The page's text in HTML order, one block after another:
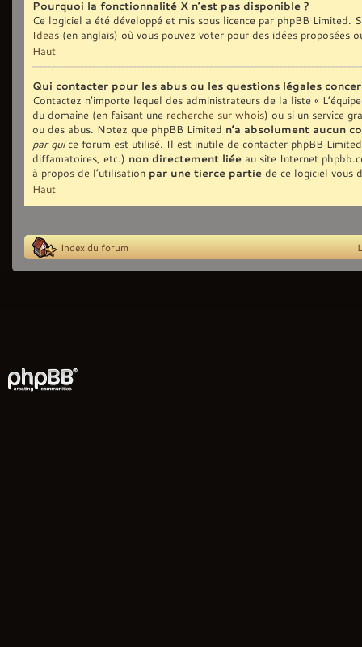
Pourquoi la fonctionnalité X n’est pas disponible ?
Ce logiciel a été développé et mis sous licence par phpBB Limited.
Ideas (en anglais) où vous pouvez voter pour des idées proposées
Haut
Qui contacter pour les abus ou les questions légales
Contactez n’importe lequel des administrateurs de la liste «
du domaine (en faisant une recherche sur whois) ou si un service
ou des abus. Notez que phpBB Limited n’a absolument aucun
par quice forum est utilisé. Il est inutile de contacter phpBB
diffamatoires, etc.) non directement liée au site Internet
à propos de l’utilisation par une tierce partie de ce logiciel vous
Haut
Index du forum